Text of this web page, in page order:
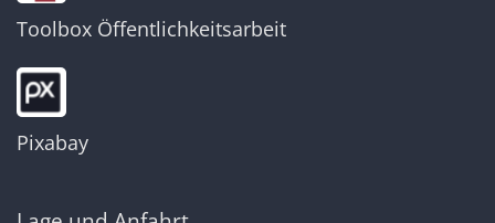
Toolbox Öffentlichkeitsarbeit
Pixabay